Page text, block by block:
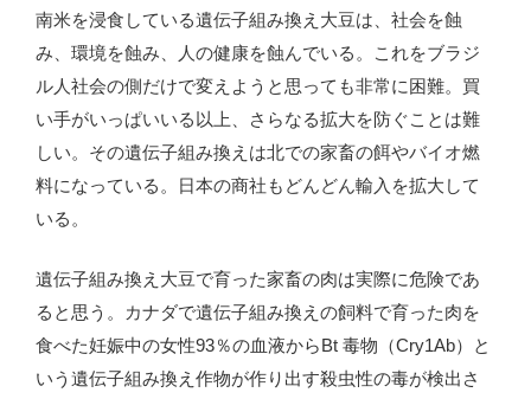
南米を浸食している遺伝子組み換え大豆は、社会を蝕
み、環境を蝕み、人の健康を蝕んでいる。これをブラジ
ル人社会の側だけで変えようと思っても非常に困難。買
い手がいっぱいいる以上、さらなる拡大を防ぐことは難
しい。その遺伝子組み換えは北での家畜の餌やバイオ燃
料になっている。日本の商社もどんどん輸入を拡大して
いる。
遺伝子組み換え大豆で育った家畜の肉は実際に危険であ
ると思う。カナダで遺伝子組み換えの飼料で育った肉を
食べた妊娠中の女性93％の血液からBt 毒物（Cry1Ab）と
いう遺伝子組み換え作物が作り出す殺虫性の毒が検出さ